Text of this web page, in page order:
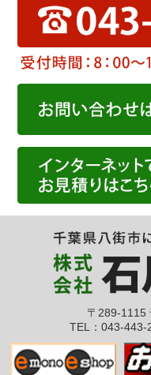
〒289-1115
TEL：043-443-